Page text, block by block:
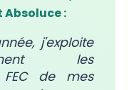
Absoluce:
j'exploite
les
de mes